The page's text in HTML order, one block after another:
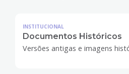
INSTITUCIONAL
Documentos Históricos
Versões antigas e imagens